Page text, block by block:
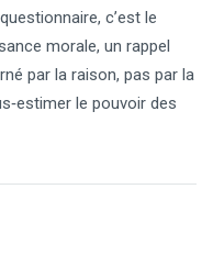
c’est le
morale, un rappel
par la raison, pas par la
le pouvoir des